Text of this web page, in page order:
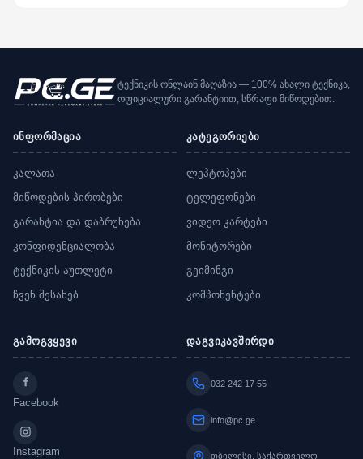
ტექნიკის ონლაინ მაღაზია — 100% ახალი ტექნიკა,
ოფიციალური გარანტიით, სწრაფი მიწოდებით.
ინფორმაცია
კალათა
მიწოდების პირობები
გარანტია და დაბრუნება
კონფიდენციალობა
ტექნიკის აუთლეტი
ჩვენ შესახებ
კატეგორიები
ლეპტოპები
ტელეფონები
ვიდეო კარტები
მონიტორები
გეიმინგი
კომპონენტები
გამოგვყევი
Facebook
Instagram
დაგვიკავშირდი
032 242 17 55
info@pc.ge
თბილისი, საქართველო